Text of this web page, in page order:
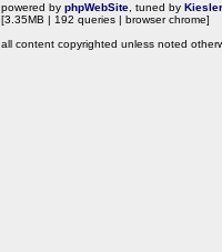
powered by phpWebSite , tuned by
[3.35MB | 192 queries | browser chrome]
all content copyrighted unless noted